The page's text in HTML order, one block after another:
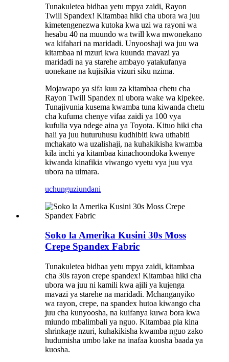
Tunakuletea bidhaa yetu mpya zaidi, Rayon
Twill Spandex! Kitambaa hiki cha ubora wa juu
kimetengenezwa kutoka kwa uzi wa rayoni wa
hesabu 40 na muundo wa twill kwa mwonekano
wa kifahari na maridadi. Unyooshaji wa juu wa
kitambaa ni mzuri kwa kuunda mavazi ya
maridadi na ya starehe ambayo yatakufanya
uonekane na kujisikia vizuri siku nzima.
Mojawapo ya sifa kuu za kitambaa chetu cha
Rayon Twill Spandex ni ubora wake wa kipekee.
Tunajivunia kusema kwamba tuna kiwanda chetu
cha kufuma chenye vifaa zaidi ya 100 vya
kufulia vya ndege aina ya Toyota. Kituo hiki cha
hali ya juu huturuhusu kudhibiti kwa uthabiti
mchakato wa uzalishaji, na kuhakikisha kwamba
kila inchi ya kitambaa kinachoondoka kwenye
kiwanda kinafikia viwango vyetu vya juu vya
ubora na uimara.
uchunguziundani
Soko la Amerika Kusini 30s Moss
Crepe Spandex Fabric
Tunakuletea bidhaa yetu mpya zaidi, kitambaa
cha 30s rayon crepe spandex! Kitambaa hiki cha
ubora wa juu ni kamili kwa ajili ya kujenga
mavazi ya starehe na maridadi. Mchanganyiko
wa rayon, crepe, na spandex hutoa kiwango cha
juu cha kunyoosha, na kuifanya kuwa bora kwa
miundo mbalimbali ya nguo. Kitambaa pia kina
shrinkage nzuri, kuhakikisha kwamba nguo zako
hudumisha umbo lake na inafaa kuosha baada ya
kuosha.